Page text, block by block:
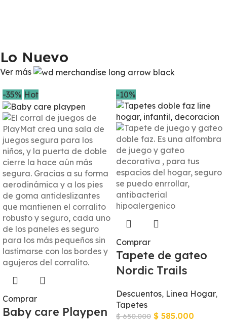
Lo Nuevo
Ver más
-35% Hot
Comprar
Baby care Playpen
-10%
Comprar
Tapete de gateo
Nordic Trails
Descuentos, Linea Hogar,
Tapetes
$650.000 $ 585.000